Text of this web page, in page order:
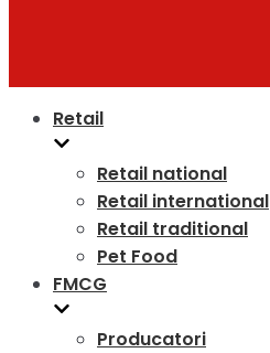
Retail
Retail national
Retail international
Retail traditional
Pet Food
FMCG
Producatori